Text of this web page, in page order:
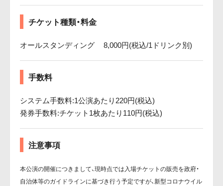
チケット種類・料金
オールスタンディング 8,000円(税込/1ドリンク別)
手数料
システム手数料:1公演あたり220円(税込)
発券手数料:チケット1枚あたり110円(税込)
注意事項
本公演の開催につきまして、現時点では入場チケットの販売を政府・
自治体等のガイドラインに基づき行う予定ですが、新型コロナウイル